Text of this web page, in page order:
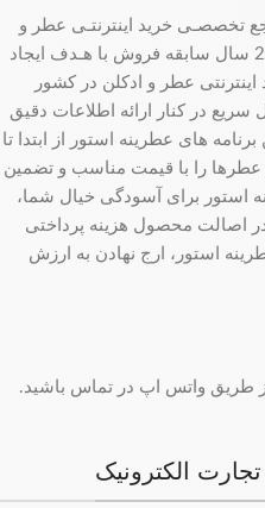
تخصصـی خرید اینترنتـی عطر و
ادکلن و آرایشی بهداشتی با بیش از 20 سال سابقه فروش با هـدف ایجاد
عطر و ادکلن در کشور
در کنار ارائه اطلاعات دقیق
های عطرینه استور از ابتدا تا
را با قیمت مناسب و تضمین
استور برای آسودگی خیال شما،
محصول هزینه پرداختی
استور، ارج نهادن به ارزش
طریق واتس اپ در تماس باشید.
تجارت الکترونیک